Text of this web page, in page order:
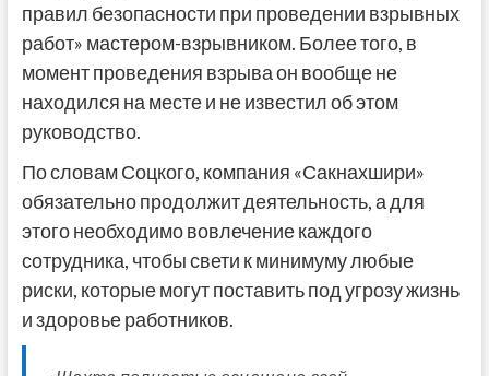
правил безопасности при проведении взрывных
работ» мастером-взрывником. Более того, в
момент проведения взрыва он вообще не
находился на месте и не известил об этом
руководство.
По словам Соцкого, компания «Сакнахшири»
обязательно продолжит деятельность, а для
этого необходимо вовлечение каждого
сотрудника, чтобы свети к минимуму любые
риски, которые могут поставить под угрозу жизнь
и здоровье работников.